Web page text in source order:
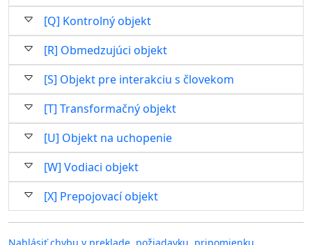
[Q] Kontrolný objekt
[R] Obmedzujúci objekt
[S] Objekt pre interakciu s človekom
[T] Transformačný objekt
[U] Objekt na uchopenie
[W] Vodiaci objekt
[X] Prepojovací objekt